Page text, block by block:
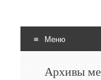
Меню
Архивы